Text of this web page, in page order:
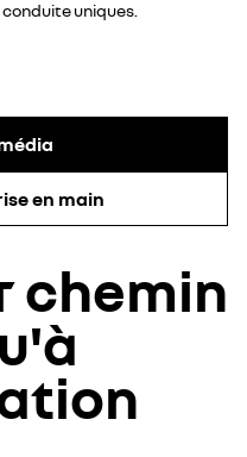
uniques.
en main
chemin